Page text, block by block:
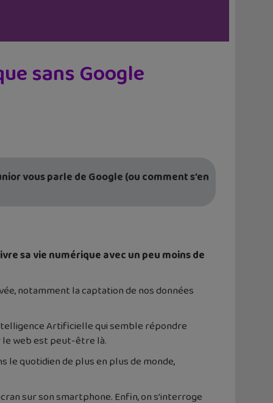
sans Google
vous parle de Google (ou comment s’en
sa vie numérique avec un peu moins de
notamment la captation de nos données
Artificielle qui semble répondre
le web est peut-être là.
le quotidien de plus en plus de monde,
sur son smartphone. Enfin, on s’interroge